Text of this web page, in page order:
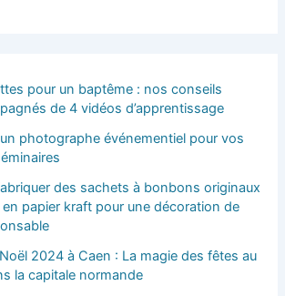
pour un baptême : nos conseils
de 4 vidéos d’apprentissage
photographe événementiel pour vos
des sachets à bonbons originaux
papier kraft pour une décoration de
2024 à Caen : La magie des fêtes au
la capitale normande